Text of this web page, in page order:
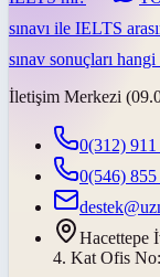
sınavı ile IELTS
sınav sonuçları
İletişim Merkezi
0(312)
0(546)
Hacettepe
4. Kat Ofis